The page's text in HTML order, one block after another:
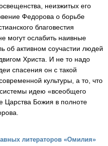
неизжитых его
Федорова о борьбе
благовестия
могут ослабить наивные
об активном соучастии людей
Христа. И не то надо
спасения он с такой
культуры, а то, что
идею «всеобщего
Царства Божия в полноте
литераторов «Омилия»